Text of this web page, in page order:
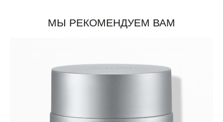
МЫ РЕКОМЕНДУЕМ ВАМ